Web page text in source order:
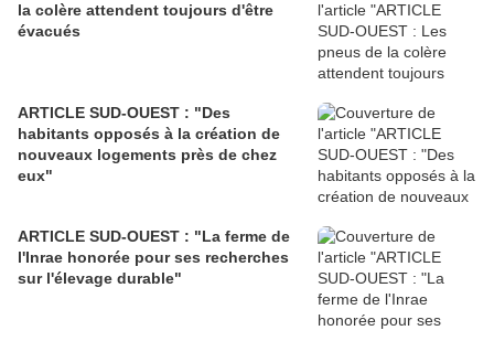
la colère attendent toujours d'être
évacués
ARTICLE SUD-OUEST : "Des
habitants opposés à la création de
nouveaux logements près de chez
eux"
ARTICLE SUD-OUEST : "La ferme de
l'Inrae honorée pour ses recherches
sur l'élevage durable"